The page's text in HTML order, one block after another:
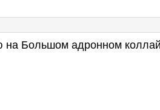
на Большом адронном